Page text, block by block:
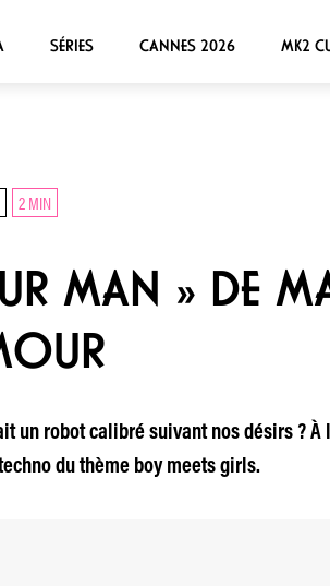
SÉRIES CANNES 2026 MK2
2 MIN
MAN » DE
un robot calibré suivant nos désirs ?
du thème boy meets girls.